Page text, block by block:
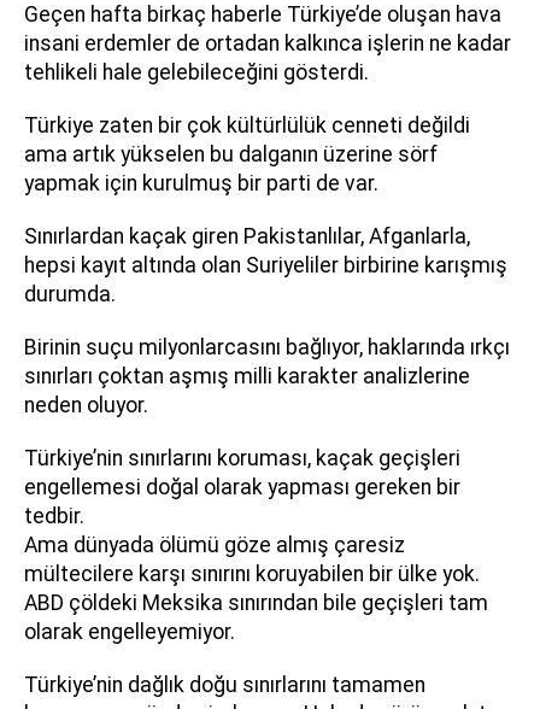
Geçen hafta birkaç haberle Türkiye’de oluşan hava
insani erdemler de ortadan kalkınca işlerin ne kadar
tehlikeli hale gelebileceğini gösterdi.
Türkiye zaten bir çok kültürlülük cenneti değildi
ama artık yükselen bu dalganın üzerine sörf
yapmak için kurulmuş bir parti de var.
Sınırlardan kaçak giren Pakistanlılar, Afganlarla,
hepsi kayıt altında olan Suriyeliler birbirine karışmış
durumda.
Birinin suçu milyonlarcasını bağlıyor, haklarında ırkçı
sınırları çoktan aşmış milli karakter analizlerine
neden oluyor.
Türkiye’nin sınırlarını koruması, kaçak geçişleri
engellemesi doğal olarak yapması gereken bir
tedbir.
Ama dünyada ölümü göze almış çaresiz
mültecilere karşı sınırını koruyabilen bir ülke yok.
ABD çöldeki Meksika sınırından bile geçişleri tam
olarak engelleyemiyor.
Türkiye’nin dağlık doğu sınırlarını tamamen